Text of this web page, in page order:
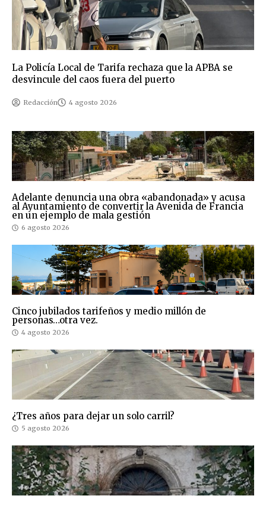
La Policía Local de Tarifa rechaza que la APBA se
desvincule del caos fuera del puerto
Redacción 4 agosto 2026
Adelante denuncia una obra «abandonada» y acusa
al Ayuntamiento de convertir la Avenida de Francia
en un ejemplo de mala gestión
6 agosto 2026
Cinco jubilados tarifeños y medio millón de
personas…otra vez.
4 agosto 2026
¿Tres años para dejar un solo carril?
5 agosto 2026